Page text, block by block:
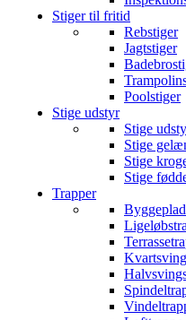
Stiger til fritid
Rebstiger
Jagtstiger
Poolstiger
Stige udstyr
Stige
Stige
Stige
Stige
Trapper